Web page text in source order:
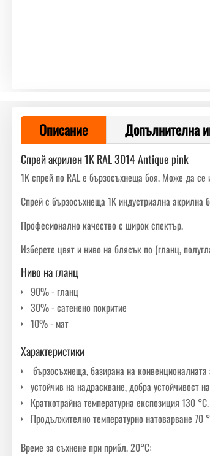
Описание Допълнителна
Спрей акрилен 1K RAL 3014 Antique pink
1K спрей по RAL е бързосъхнеща боя. Може да се
Спрей с бързосъхнеща 1K индустриална акрилна
Професионално качество с широк спектър.
Изберете цвят и ниво на блясък по (гланц,
Ниво на гланц
90% - гланц
30% - сатенено покритие
10% - мат
Характеристики
бързосъхнеща, базирана на
устойчив на надраскване, добра устойчивост
Краткотрайна температурна експозиция 130 °C.
Продължително температурно натоварване 70
Време за съхнене при прибл. 20°C: